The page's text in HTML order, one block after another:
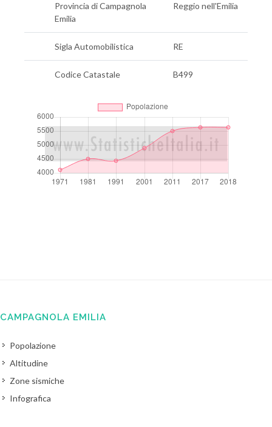
Provincia di Campagnola
Emilia
Reggio nell'Emilia
Sigla Automobilistica RE
Codice Catastale B499
CAMPAGNOLA EMILIA
Popolazione
Altitudine
Zone sismiche
Infografica